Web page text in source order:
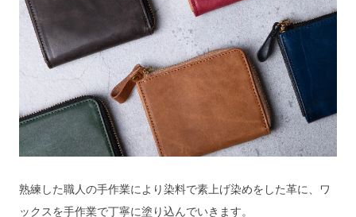
熟練した職人の手作業により染料で素上げ染めをした革に、ワ
ックスを手作業で丁寧に塗り込んでいきます。